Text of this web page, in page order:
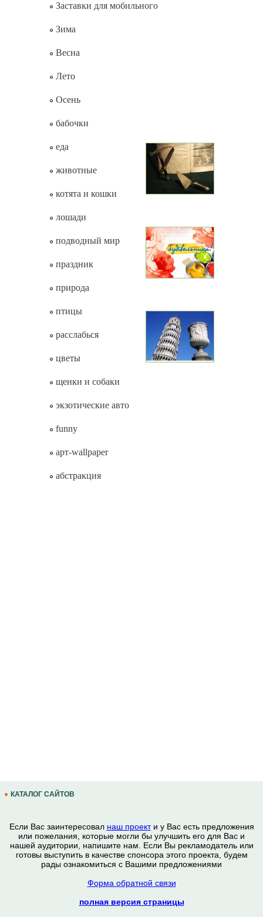
Заставки для мобильного
Зима
Весна
Лето
Осень
бабочки
еда
животные
котята и кошки
лошади
подводный мир
праздник
природа
птицы
расслабься
цветы
щенки и собаки
экзотические авто
funny
арт-wallpaper
абстракция
КАТАЛОГ САЙТОВ
Если Вас заинтересовал наш проекти у Вас есть предложения
или пожелания, которые могли бы улучшить его для Вас и
нашей аудитории, напишите нам. Если Вы рекламодатель или
готовы выступить в качестве спонсора этого проекта, будем
рады ознакомиться с Вашими предложениями
Форма обратной связи
полная версия страницы